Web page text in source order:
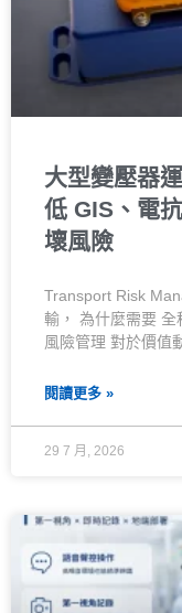
大型變壓器
低 GIS、電
壞風險
Transport Risk
輸， 為什麼需要 全
風險管理 對於價值
閱讀更多 »
29 7 月, 2026